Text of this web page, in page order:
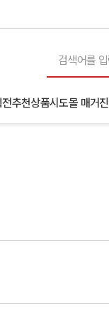
추천상품시도몰 매거진